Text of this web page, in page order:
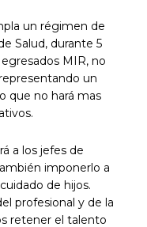
un régimen de
Salud, durante 5
MIR, no
un
que no hará mas
a los jefes de
imponerlo a
de hijos.
profesional y de la
retener el talento